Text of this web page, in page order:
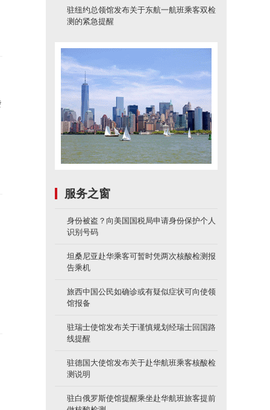
驻纽约总领馆发布关于东航一航班乘客双检
测的紧急提醒
服务之窗
身份被盗？向美国国税局申请身份保护个人
识别号码
坦桑尼亚赴华乘客可暂时凭两次核酸检测报
告乘机
旅西中国公民如确诊或有疑似症状可向使领
馆报备
驻瑞士使馆发布关于谨慎规划经瑞士回国路
线提醒
驻德国大使馆发布关于赴华航班乘客核酸检
测说明
驻白俄罗斯使馆提醒乘坐赴华航班旅客提前